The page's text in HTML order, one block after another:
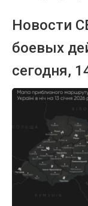
Новости
боевых
сегодня,